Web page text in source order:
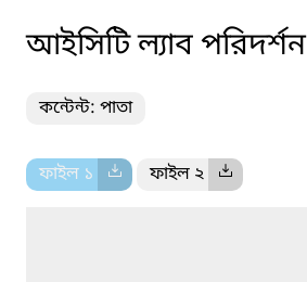
আইসিটি ল্যাব পরিদর্শন
কন্টেন্ট: পাতা
ফাইল ১ ফাইল ২